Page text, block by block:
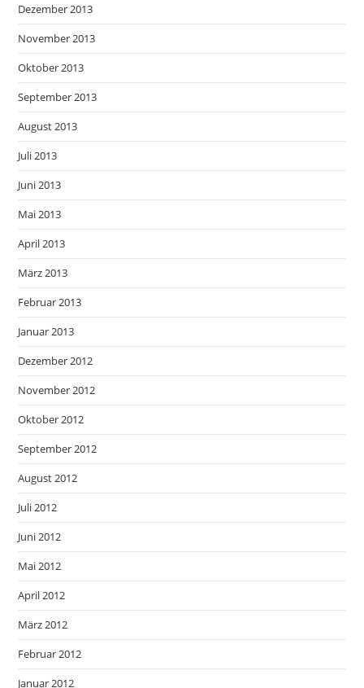
Dezember 2013
November 2013
Oktober 2013
September 2013
August 2013
Juli 2013
Juni 2013
Mai 2013
April 2013
März 2013
Februar 2013
Januar 2013
Dezember 2012
November 2012
Oktober 2012
September 2012
August 2012
Juli 2012
Juni 2012
Mai 2012
April 2012
März 2012
Februar 2012
Januar 2012